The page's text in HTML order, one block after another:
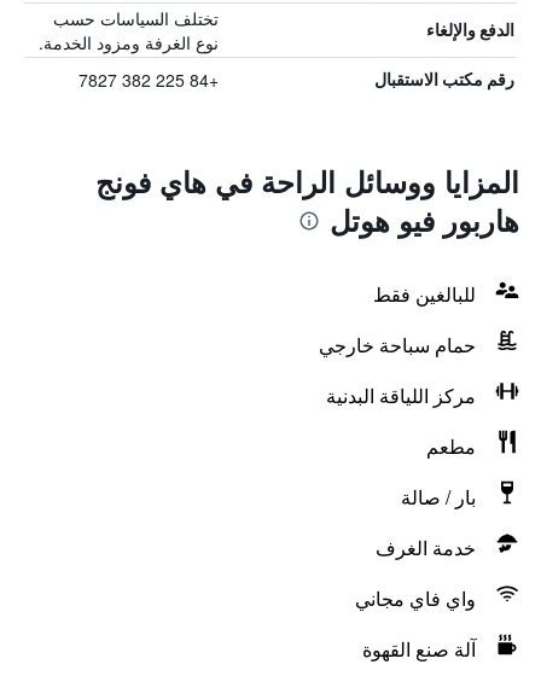
الدفع والإلغاء
تختلف السياسات حسب
نوع الغرفة ومزود الخدمة.
رقم مكتب الاستقبال +84 225 382 7827
المزايا ووسائل الراحة في هاي فونج
هاربور فيو هوتل
للبالغين فقط
حمام سباحة خارجي
مركز اللياقة البدنية
مطعم
بار / صالة
خدمة الغرف
واي فاي مجاني
آلة صنع القهوة